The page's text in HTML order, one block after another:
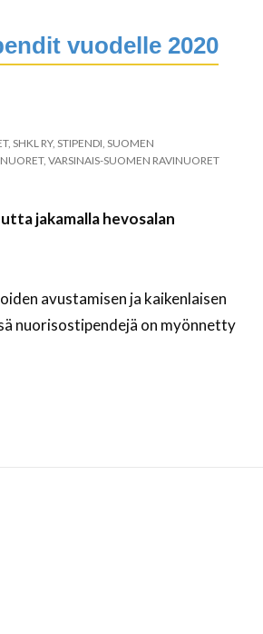
vuodelle 2020
,SHKL RY,STIPENDI,SUOMEN
,VARSINAIS-SUOMEN RAVINUORET
jakamalla hevosalan
avustamisen ja kaikenlaisen
nuorisostipendejä on myönnetty